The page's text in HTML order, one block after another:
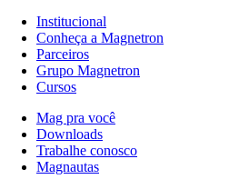
Institucional
Conheça a Magnetron
Parceiros
Grupo Magnetron
Cursos
Mag pra você
Downloads
Trabalhe conosco
Magnautas